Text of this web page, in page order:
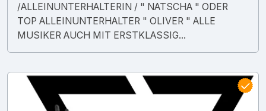
/ALLEINUNTERHALTERIN / " NATSCHA " ODER
TOP ALLEINUNTERHALTER " OLIVER " ALLE
MUSIKER AUCH MIT ERSTKLASSIG...